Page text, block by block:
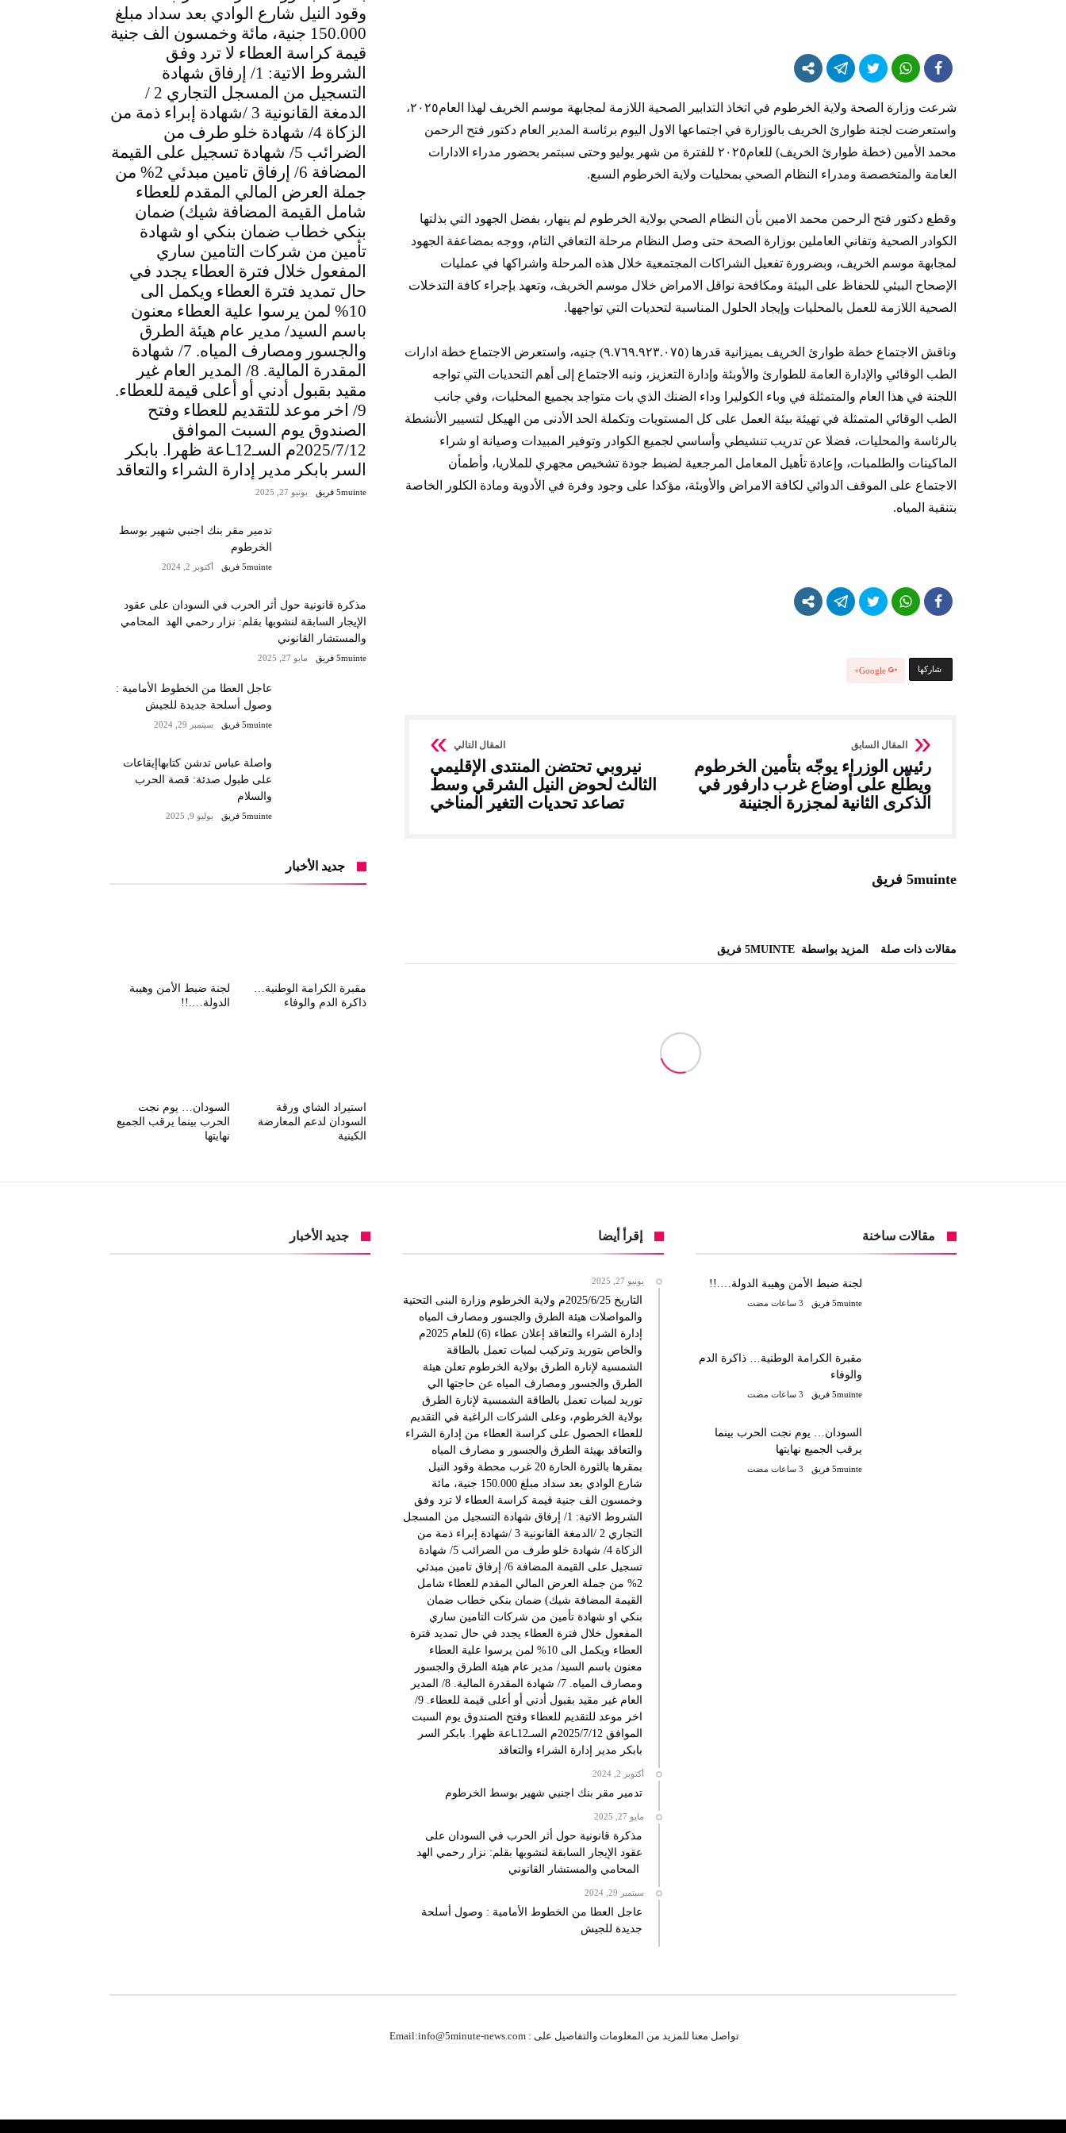
شرعت وزارة الصحة ولاية الخرطوم في اتخاذ التدابير الصحية اللازمة لمجابهة موسم الخريف لهذا العام٢٠٢٥،
واستعرضت لجنة طوارئ الخريف بالوزارة في اجتماعها الاول اليوم برئاسة المدير العام دكتور فتح الرحمن
محمد الأمين (خطة طوارئ الخريف) للعام٢٠٢٥ للفترة من شهر يوليو وحتى سبتمر بحضور مدراء الادارات
العامة والمتخصصة ومدراء النظام الصحي بمحليات ولاية الخرطوم السبع.
وقطع دكتور فتح الرحمن محمد الامين بأن النظام الصحي بولاية الخرطوم لم ينهار، بفضل الجهود التي بذلتها
الكوادر الصحية وتفاني العاملين بوزارة الصحة حتى وصل النظام مرحلة التعافي التام، ووجه بمضاعفة الجهود
لمجابهة موسم الخريف، وبضرورة تفعيل الشراكات المجتمعية خلال هذه المرحلة واشراكها في عمليات
الإصحاح البيئي للحفاظ على البيئة ومكافحة نواقل الامراض خلال موسم الخريف، وتعهد بإجراء كافة التدخلات
الصحية اللازمة للعمل بالمحليات وإيجاد الحلول المناسبة لتحديات التي تواجهها.
وناقش الاجتماع خطة طوارئ الخريف بميزانية قدرها (٩.٧٦٩.٩٢٣.٠٧٥) جنيه، واستعرض الاجتماع خطة ادارات
الطب الوقائي والإدارة العامة للطوارئ والأوبئة وإدارة التعزيز، ونبه الاجتماع إلى أهم التحديات التي تواجه
اللجنة في هذا العام والمتمثلة في وباء الكوليرا وداء الضنك الذي بات متواجد بجميع المحليات، وفي جانب
الطب الوقائي المتمثلة في تهيئة بيئة العمل على كل المستويات وتكملة الحد الأدنى من الهيكل لتسيير الأنشطة
بالرئاسة والمحليات، فضلا عن تدريب تنشيطي وأساسي لجميع الكوادر وتوفير المبيدات وصيانة او شراء
الماكينات والطلمبات، وإعادة تأهيل المعامل المرجعية لضبط جودة تشخيص مجهري للملاريا، وأطمأن
الاجتماع على الموقف الدوائي لكافة الامراض والأوبئة، مؤكدا على وجود وفرة في الأدوية ومادة الكلور الخاصة
بتنقية المياه.
‫‫ شاركها‬ Google+
رئيس الوزراء يوجّه بتأمين الخرطوم
ويطّلع على أوضاع غرب دارفور في
الذكرى الثانية لمجزرة الجنينة
نيروبي تحتضن المنتدى الإقليمي
الثالث لحوض النيل الشرقي وسط
تصاعد تحديات التغير المناخي
5muinte فريق
‫مقالات ذات صلة‬ ‫‫المزيد بواسطة‬ ‬ 5MUINTE فريق
وقود النيل شارع الوادي بعد سداد مبلغ
150.000 جنية، مائة وخمسون الف جنية
قيمة كراسة العطاء لا ترد وفق
الشروط الاتية: 1/ إرفاق شهادة
التسجيل من المسجل التجاري 2 /
الدمغة القانونية 3 /شهادة إبراء ذمة من
الزكاة 4/ شهادة خلو طرف من
الضرائب 5/ شهادة تسجيل على القيمة
المضافة 6/ إرفاق تامين مبدئي 2% من
جملة العرض المالي المقدم للعطاء
شامل القيمة المضافة شيك) ضمان
بنكي خطاب ضمان بنكي او شهادة
تأمين من شركات التامين ساري
المفعول خلال فترة العطاء يجدد في
حال تمديد فترة العطاء ويكمل الى
10% لمن يرسوا علية العطاء معنون
باسم السيد/ مدير عام هيئة الطرق
والجسور ومصارف المياه. 7/ شهادة
المقدرة المالية. 8/ المدير العام غير
مقيد بقبول أدني أو أعلى قيمة للعطاء.
9/ اخر موعد للتقديم للعطاء وفتح
الصندوق يوم السبت الموافق
2025/7/12م السـ12ـاعة ظهرا. بابكر
السر بابكر مدير إدارة الشراء والتعاقد
5muinte فريق يونيو 27, 2025
تدمير مقر بنك اجنبي شهير بوسط
الخرطوم
5muinte فريق أكتوبر 2, 2024
مذكرة قانونية حول أثر الحرب في السودان على عقود
الإيجار السابقة لنشوبها بقلم: نزار رحمي الهد المحامي
والمستشار القانوني
5muinte فريق مايو 27, 2025
عاجل العطا من الخطوط الأمامية :
وصول أسلحة جديدة للجيش
5muinte فريق سبتمبر 29, 2024
واصلة عباس تدشن كتابهاإيقاعات
على طبول صدئة: قصة الحرب
والسلام
5muinte فريق يوليو 9, 2025
جديد الأخبار
لجنة ضبط الأمن وهيبة
الدولة….!!
مقبرة الكرامة الوطنية…
ذاكرة الدم والوفاء
السودان… يوم نجت
الحرب بينما يرقب الجميع
نهايتها
استيراد الشاي ورقة
السودان لدعم المعارضة
الكينية
مقالات ساخنة
لجنة ضبط الأمن وهيبة الدولة….!!
5muinte فريق
مقبرة الكرامة الوطنية… ذاكرة الدم
والوفاء
5muinte فريق
السودان… يوم نجت الحرب بينما
يرقب الجميع نهايتها
5muinte فريق
إقرأ أيضا
يونيو 27, 2025
التاريخ 2025/6/25م ولاية الخرطوم وزارة البنى التحتية
والمواصلات هيئة الطرق والجسور ومصارف المياه
إدارة الشراء والتعاقد إعلان عطاء (6) للعام 2025م
والخاص بتوريد وتركيب لمبات تعمل بالطاقة
الشمسية لإنارة الطرق بولاية الخرطوم تعلن هيئة
الطرق والجسور ومصارف المياه عن حاجتها الي
توريد لمبات تعمل بالطاقة الشمسية لإنارة الطرق
بولاية الخرطوم، وعلى الشركات الراغبة في التقديم
للعطاء الحصول على كراسة العطاء من إدارة الشراء
والتعاقد بهيئة الطرق والجسور و مصارف المياه
بمقرها بالثورة الحارة 20 غرب محطة وقود النيل
شارع الوادي بعد سداد مبلغ 150.000 جنية، مائة
وخمسون الف جنية قيمة كراسة العطاء لا ترد وفق
الشروط الاتية: 1/ إرفاق شهادة التسجيل من المسجل
التجاري 2 /الدمغة القانونية 3 /شهادة إبراء ذمة من
الزكاة 4/ شهادة خلو طرف من الضرائب 5/ شهادة
تسجيل على القيمة المضافة 6/ إرفاق تامين مبدئي
2% من جملة العرض المالي المقدم للعطاء شامل
القيمة المضافة شيك) ضمان بنكي خطاب ضمان
بنكي او شهادة تأمين من شركات التامين ساري
المفعول خلال فترة العطاء يجدد في حال تمديد فترة
العطاء ويكمل الى 10% لمن يرسوا علية العطاء
معنون باسم السيد/ مدير عام هيئة الطرق والجسور
ومصارف المياه. 7/ شهادة المقدرة المالية. 8/ المدير
العام غير مقيد بقبول أدني أو أعلى قيمة للعطاء. 9/
اخر موعد للتقديم للعطاء وفتح الصندوق يوم السبت
الموافق 2025/7/12م السـ12ـاعة ظهرا. بابكر السر
بابكر مدير إدارة الشراء والتعاقد
أكتوبر 2, 2024
تدمير مقر بنك اجنبي شهير بوسط الخرطوم
مايو 27, 2025
مذكرة قانونية حول أثر الحرب في السودان على
عقود الإيجار السابقة لنشوبها بقلم: نزار رحمي الهد
المحامي والمستشار القانوني
سبتمبر 29, 2024
عاجل العطا من الخطوط الأمامية : وصول أسلحة
جديدة للجيش
جديد الأخبار
تواصل معنا للمزيد من المعلومات والتفاصيل على : Email:info@5minute-news.com